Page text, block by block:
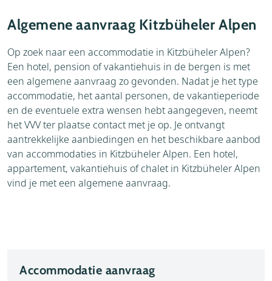
Weer
Brochure
Thema's
Bezienswaardigheden
Algemene aanvraag Kitzbüheler Alpen
Op zoek naar een accommodatie in Kitzbüheler Alpen?
Een hotel, pension of vakantiehuis in de bergen is met
een algemene aanvraag zo gevonden. Nadat je het type
accommodatie, het aantal personen, de vakantieperiode
en de eventuele extra wensen hebt aangegeven, neemt
het VVV ter plaatse contact met je op. Je ontvangt
aantrekkelijke aanbiedingen en het beschikbare aanbod
van accommodaties in Kitzbüheler Alpen. Een hotel,
appartement, vakantiehuis of chalet in Kitzbüheler Alpen
vind je met een algemene aanvraag.
Accommodatie aanvraag